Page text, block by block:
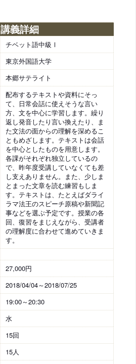
講義詳細
チベット語中級Ⅰ
東京外国語大学
本郷サテライト
配布するテキストや資料にそっ
て、日常会話に使えそうな言い
方、文を中心に学習します。繰り
返し発音したり言い換えたり、ま
た文法の面からの理解を深めるこ
ともめざします。テキストは会話
を中心としたものを用意します。
各課がそれぞれ独立しているの
で、昨年度受講していなくても差
し支えありません。また、少しま
とまった文章を読む練習もしま
す。テキストは、たとえばダライ
ラマ法王のスピーチ原稿や新聞記
事などを選ぶ予定です。授業の各
回、復習をまじえながら、受講者
の理解度に合わせて進めていきま
す。
27,000円
2018/04/04～2018/07/25
19:00～20:30
水
15回
15人